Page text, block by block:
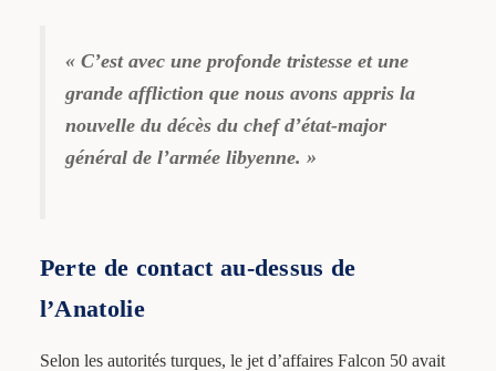
« C’est avec une profonde tristesse et une
grande affliction que nous avons appris la
nouvelle du décès du chef d’état-major
général de l’armée libyenne. »
Perte de contact au-dessus de
l’Anatolie
Selon les autorités turques, le jet d’affaires Falcon 50 avait